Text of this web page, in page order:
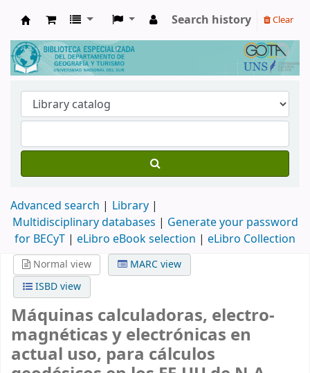
Biblioteca de Geografía y Turismo
Search history Clear
Advanced search
Library
Multidisciplinary databases | Generate your password
for BECyT | eLibro eBook selection | eLibro Collection
Normal view
MARC view
ISBD view
Máquinas calculadoras, electro-
magnéticas y electrónicas en
actual uso, para cálculos